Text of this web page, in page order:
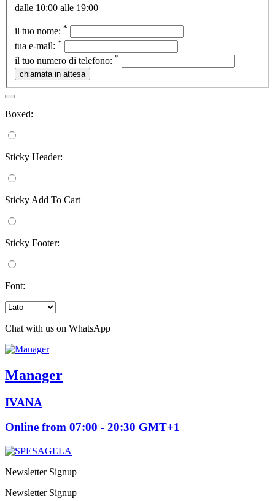
dalle 10:00 alle 19:00
il tuo nome: *
tua e-mail: *
il tuo numero di telefono: *
Boxed:
Sticky Header:
Sticky Add To Cart
Sticky Footer:
Font:
Chat with us on WhatsApp
Manager
IVANA
Online from 07:00 - 20:30 GMT+1
Newsletter Signup
Newsletter Signup